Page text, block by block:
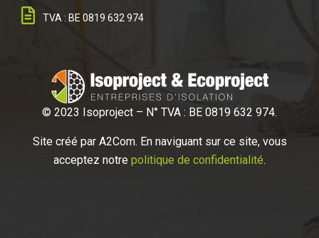
© 2023 Isoproject – N° TVA : BE 0819 632 974.
Site créé par A2Com. En naviguant sur ce site, vous
acceptez notre politique de confidentialité.
TVA : BE 0819 632 974